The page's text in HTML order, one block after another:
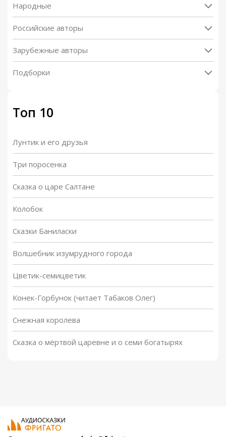
Народные
Российские авторы
Зарубежные авторы
Подборки
Топ 10
Лунтик и его друзья
Три поросенка
Сказка о царе Салтане
Колобок
Сказки Баниласки
Волшебник изумрудного города
Цветик-семицветик
Конек-Горбунок (читает Табаков Олег)
Снежная королева
Сказка о мёртвой царевне и о семи богатырях